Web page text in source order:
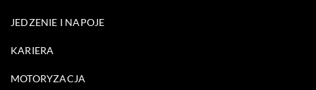
JEDZENIE I NAPOJE
KARIERA
MOTORYZACJA